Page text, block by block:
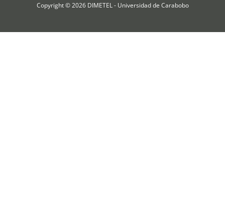
Copyright © 2026 DIMETEL - Universidad de Carabobo